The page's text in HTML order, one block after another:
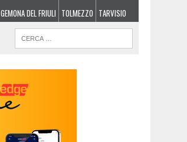
GEMONA DEL FRIULI TOLMEZZO TARVISIO